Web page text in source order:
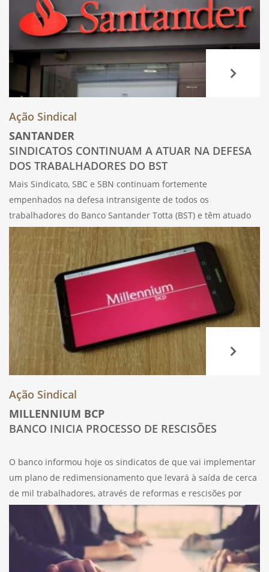
Ação Sindical
SANTANDER
SINDICATOS CONTINUAM A ATUAR NA DEFESA
DOS TRABALHADORES DO BST
Mais Sindicato, SBC e SBN continuam fortemente
empenhados na defesa intransigente de todos os
trabalhadores do Banco Santander Totta (BST) e têm atuado
na resolução de problemas. Os Sindicatos dos Bancários da
UGT têm acompanhado diariamente muitas situações
relatadas pelos
Ação Sindical
MILLENNIUM BCP
BANCO INICIA PROCESSO DE RESCISÕES
O banco informou hoje os sindicatos de que vai implementar
um plano de redimensionamento que levará à saída de cerca
de mil trabalhadores, através de reformas e rescisões por
mútuo acordo. O MAIS, o SBC e o SBN estão totalmente